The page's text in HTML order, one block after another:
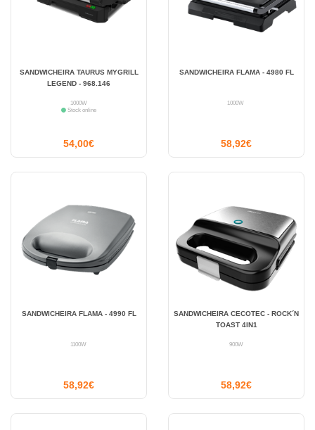
SANDWICHEIRA TAURUS MYGRILL
LEGEND - 968.146
1000W
Stock online
54,00€
SANDWICHEIRA FLAMA - 4980 FL
1000W
58,92€
SANDWICHEIRA FLAMA - 4990 FL
1100W
58,92€
SANDWICHEIRA CECOTEC - ROCK´N
TOAST 4IN1
900W
58,92€